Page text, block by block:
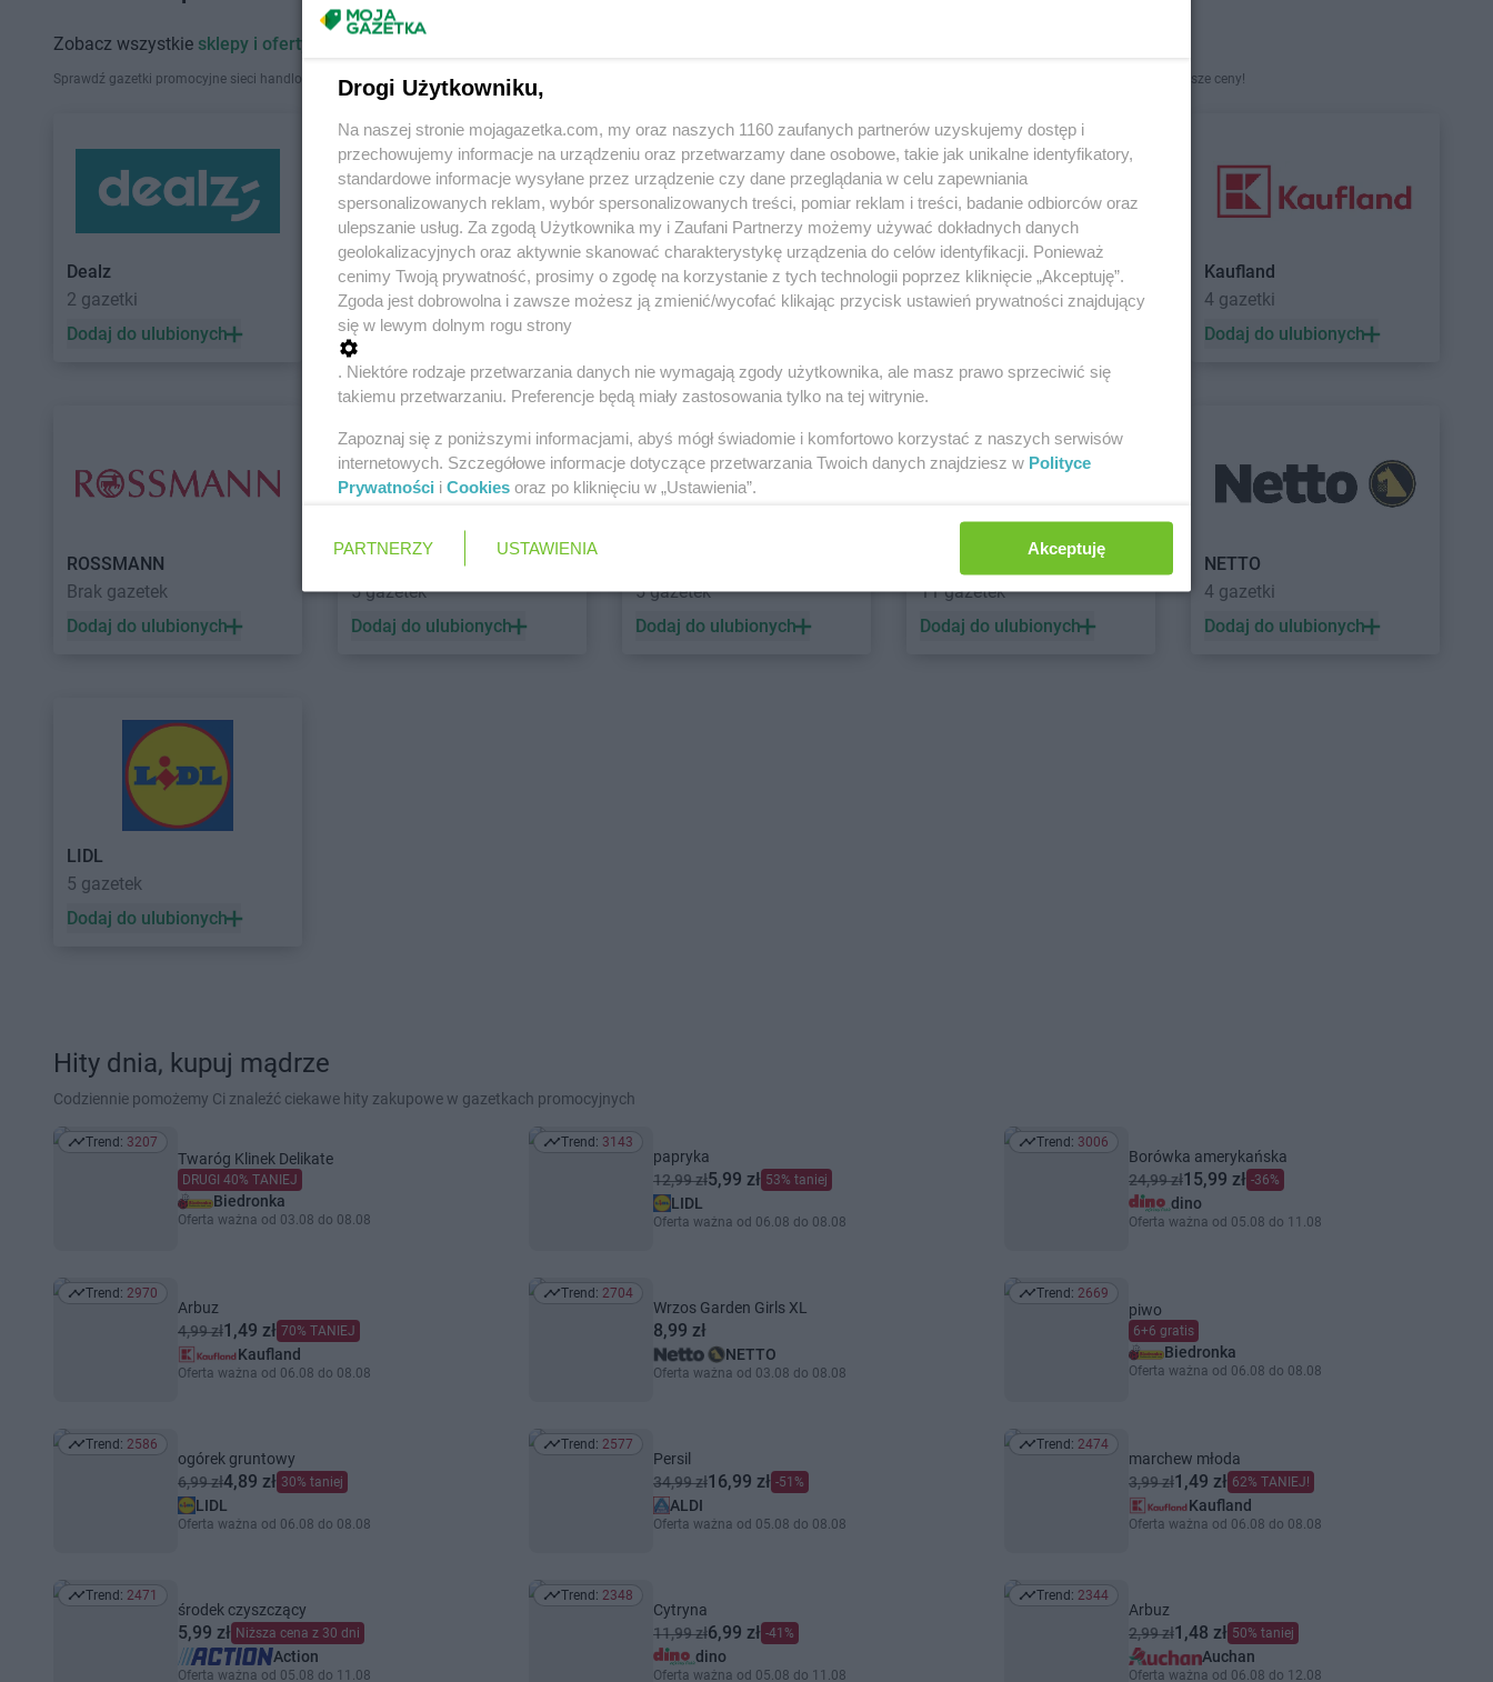
Zobacz wszystkie sklepy i oferty promocyjne
Sprawdź gazetki promocyjne sieci handlowych, które działają w Polsce. Znajdziesz tutaj sklepy należące do lokalnych sieci oraz duże, znane super- i hipermarkety. Najlepsze promocje i najniższe ceny!
Dealz
2 gazetki
Dodaj do ulubionych
POLOmarket
11 gazetek
Dodaj do ulubionych
PEPCO
1 gazetka
dino
1 gazetka
Kaufland
4 gazetki
Dodaj do ulubionych
ROSSMANN
Brak gazetek
Dodaj do ulubionych
5 gazetek
Dodaj do ulubionych
5 gazetek
Dodaj do ulubionych
11 gazetek
Dodaj do ulubionych
NETTO
4 gazetki
Dodaj do ulubionych
LIDL
5 gazetek
Dodaj do ulubionych
Hity dnia, kupuj mądrze
Codziennie pomożemy Ci znaleźć ciekawe hity zakupowe w gazetkach promocyjnych
Trend: 3207
Trend: 3207
Twaróg Klinek Delikate
DRUGI 40% TANIEJ
Biedronka
Oferta ważna od 03.08 do 08.08
Trend: 3143
Trend: 3143
papryka
12,99 zł5,99 zł 53% taniej
LIDL
Oferta ważna od 06.08 do 08.08
Trend: 3006
Trend: 3006
Borówka amerykańska
24,99 zł15,99 zł -36%
dino
Oferta ważna od 05.08 do 11.08
Trend: 2970
Trend: 2970
Arbuz
4,99 zł1,49 zł 70% TANIEJ
Kaufland
Oferta ważna od 06.08 do 08.08
Trend: 2704
Trend: 2704
Wrzos Garden Girls XL
8,99 zł
NETTO
Oferta ważna od 03.08 do 08.08
Trend: 2669
Trend: 2669
piwo
6+6 gratis
Biedronka
Oferta ważna od 06.08 do 08.08
Trend: 2586
Trend: 2586
ogórek gruntowy
6,99 zł4,89 zł 30% taniej
LIDL
Oferta ważna od 06.08 do 08.08
Trend: 2577
Trend: 2577
Persil
34,99 zł16,99 zł -51%
ALDI
Oferta ważna od 05.08 do 08.08
Trend: 2474
Trend: 2474
marchew młoda
3,99 zł1,49 zł 62% TANIEJ!
Kaufland
Oferta ważna od 06.08 do 08.08
Trend: 2471
Trend: 2471
środek czyszczący
5,99 zł Niższa cena z 30 dni
Action
Oferta ważna od 05.08 do 11.08
Trend: 2348
Trend: 2348
Cytryna
11,99 zł6,99 zł -41%
dino
Oferta ważna od 05.08 do 11.08
Trend: 2344
Trend: 2344
Arbuz
2,99 zł1,48 zł 50% taniej
Auchan
Oferta ważna od 06.08 do 12.08
Drogi Użytkowniku,
Na naszej stronie mojagazetka.com, my oraz naszych 1160 zaufanych partnerów uzyskujemy dostęp i
przechowujemy informacje na urządzeniu oraz przetwarzamy dane osobowe, takie jak unikalne identyfikatory,
standardowe informacje wysyłane przez urządzenie czy dane przeglądania w celu zapewniania
spersonalizowanych reklam, wybór spersonalizowanych treści, pomiar reklam i treści, badanie odbiorców oraz
ulepszanie usług. Za zgodą Użytkownika my i Zaufani Partnerzy możemy używać dokładnych danych
geolokalizacyjnych oraz aktywnie skanować charakterystykę urządzenia do celów identyfikacji. Ponieważ
cenimy Twoją prywatność, prosimy o zgodę na korzystanie z tych technologii poprzez kliknięcie „Akceptuję”.
Zgoda jest dobrowolna i zawsze możesz ją zmienić/wycofać klikając przycisk ustawień prywatności znajdujący
się w lewym dolnym rogu strony
. Niektóre rodzaje przetwarzania danych nie wymagają zgody użytkownika, ale masz prawo sprzeciwić się
takiemu przetwarzaniu. Preferencje będą miały zastosowania tylko na tej witrynie.
Zapoznaj się z poniższymi informacjami, abyś mógł świadomie i komfortowo korzystać z naszych serwisów
internetowych. Szczegółowe informacje dotyczące przetwarzania Twoich danych znajdziesz w Polityce
Prywatności i Cookies oraz po kliknięciu w „Ustawienia”.
PARTNERZY USTAWIENIA Akceptuję